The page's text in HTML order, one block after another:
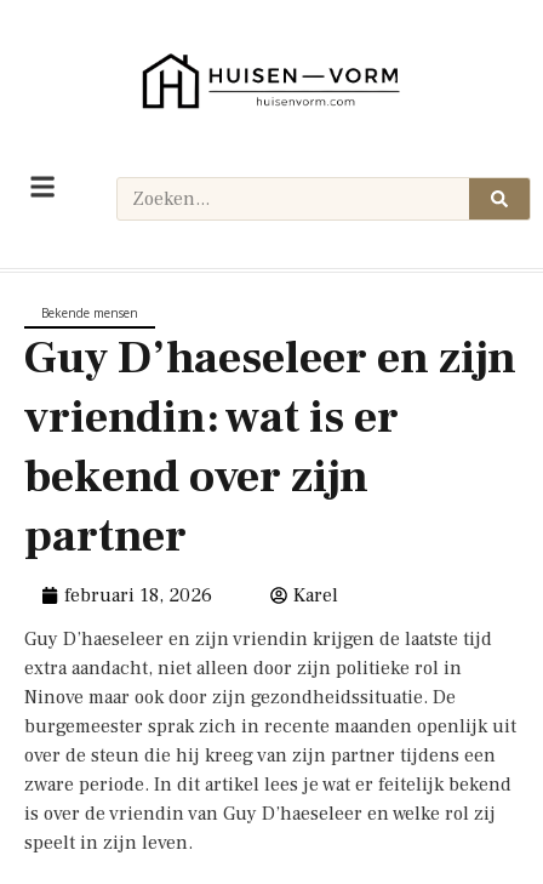
Bekende mensen
Guy D’haeseleer en zijn
vriendin: wat is er
bekend over zijn
partner
februari 18, 2026
Karel
Guy D’haeseleer en zijn vriendin krijgen de laatste tijd
extra aandacht, niet alleen door zijn politieke rol in
Ninove maar ook door zijn gezondheidssituatie. De
burgemeester sprak zich in recente maanden openlijk uit
over de steun die hij kreeg van zijn partner tijdens een
zware periode. In dit artikel lees je wat er feitelijk bekend
is over de vriendin van Guy D’haeseleer en welke rol zij
speelt in zijn leven.